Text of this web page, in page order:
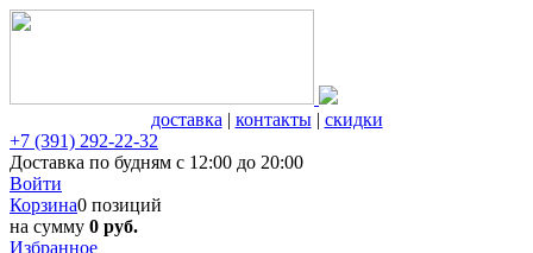
доставка | контакты| скидки
+7 (391) 292-22-32
Доставка по будням с 12:00 до 20:00
Войти
Корзина0 позиций
на сумму 0 руб.
Избранное